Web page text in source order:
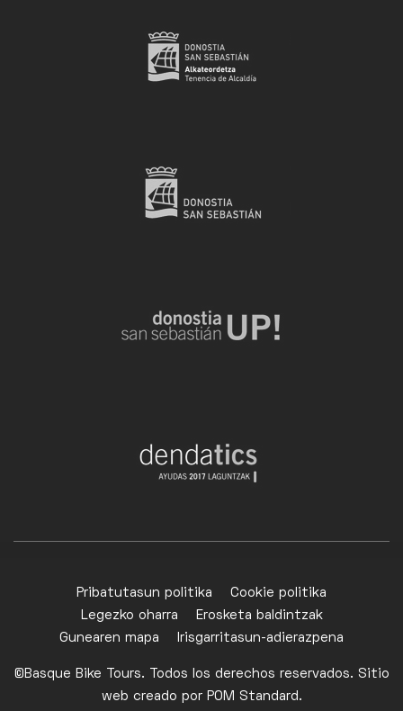
Pribatutasun politika
Cookie politika
Legezko oharra
Erosketa baldintzak
Gunearen mapa
Irisgarritasun-adierazpena
©Basque Bike Tours. Todos los derechos reservados. Sitio
web creado por POM Standard .